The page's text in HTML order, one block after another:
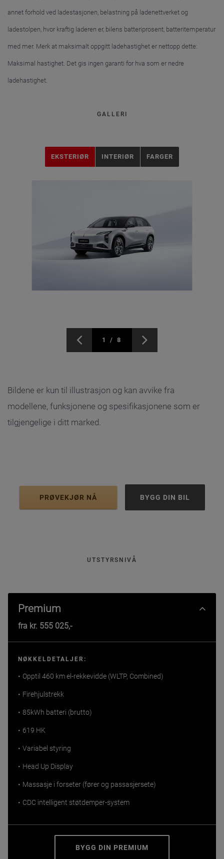
annet forhold ved ladestasjonen, belastning på ladenettverket og
ladestolpen, hvor kraftig laderen er, bilens batteriprosent, batteritemperatur
med mer. Merk at maksimalt oppgitt ladehastighet er nettopp dette:
Maksimal hastighet. Det gis ingen garanti for hva som er nedre
ladehastighet.
GALLERI
EKSTERIØR INTERIØR FARGER
1 / 8
Bildene er kun til illustrasjon og kan avvike fra
modellene, funksjonene og spesifikasjonene som er
tilgjengelige i ditt marked.
PRØVEKJØR NÅ BYGG DIN BIL
UTSTYRSNIVÅ
Premium
fra kr. 555 025,-
NØKKELDETALJER:
Opptil 460 km el-rekkevidde (WLTP, Combined)
Firehjulstrekk
85kWh batteri (brutto)
619 HK
Variabel styring
Head Up Display
Massasje i forseter (fører og passasjersete)
CDC intelligent støtdemper-system
BYGG DIN PREMIUM